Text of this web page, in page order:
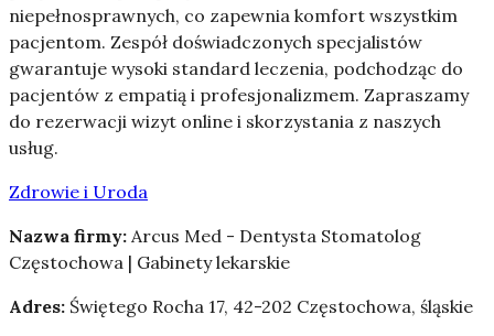
niepełnosprawnych, co zapewnia komfort wszystkim
pacjentom. Zespół doświadczonych specjalistów
gwarantuje wysoki standard leczenia, podchodząc do
pacjentów z empatią i profesjonalizmem. Zapraszamy
do rezerwacji wizyt online i skorzystania z naszych
usług.
Zdrowie i Uroda
Nazwa firmy: Arcus Med - Dentysta Stomatolog
Częstochowa | Gabinety lekarskie
Adres: Świętego Rocha 17, 42-202 Częstochowa, śląskie